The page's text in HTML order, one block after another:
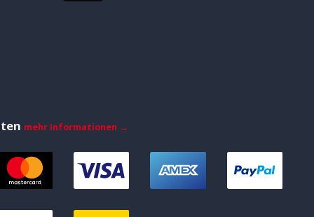
mehr Informationen →